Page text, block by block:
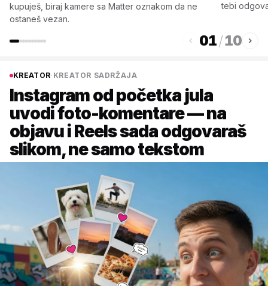
kupuješ, biraj kamere sa Matter oznakom da ne
ostaneš vezan.
tebi
01/10
KREATOR· KREATOR SADRŽAJA
Instagram od početka jula
uvodi foto-komentare — na
objavu i Reels sada odgovaraš
slikom, ne samo tekstom